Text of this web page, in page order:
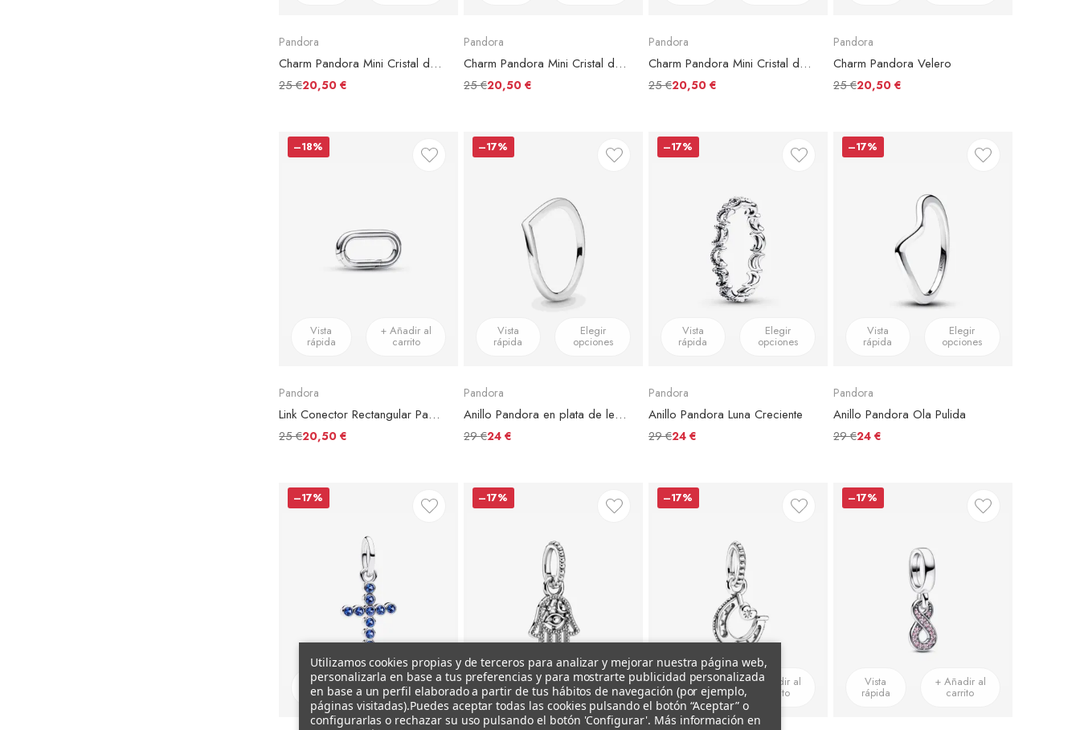
Pandora
Charm Pandora Mini Cristal de Murano Dorado
25 €20,50 €
Pandora
Charm Pandora Mini Cristal de Murano Rosa
25 €20,50 €
Pandora
Charm Pandora Mini Cristal de Murano Verde
25 €20,50 €
Pandora
Charm Pandora Velero
25 €20,50 €
–18%
Vista
rápida
+ Añadir al
carrito
Pandora
Link Conector Rectangular Pandora ME
25 €20,50 €
–17%
Vista
rápida
Elegir
opciones
Pandora
Anillo Pandora en plata de ley Deseo Brillante
29 €24 €
–17%
Vista
rápida
Elegir
opciones
Pandora
Anillo Pandora Luna Creciente
29 €24 €
–17%
Vista
rápida
Elegir
opciones
Pandora
Anillo Pandora Ola Pulida
29 €24 €
–17%
Vista
rápida
+ Añadir al
carrito
–17%
Vista
rápida
+ Añadir al
carrito
–17%
Vista
rápida
+ Añadir al
carrito
–17%
Vista
rápida
+ Añadir al
carrito
Utilizamos cookies propias y de terceros para analizar y mejorar nuestra página web,
personalizarla en base a tus preferencias y para mostrarte publicidad personalizada
en base a un perfil elaborado a partir de tus hábitos de navegación (por ejemplo,
páginas visitadas).Puedes aceptar todas las cookies pulsando el botón “Aceptar” o
configurarlas o rechazar su uso pulsando el botón 'Configurar'. Más información en